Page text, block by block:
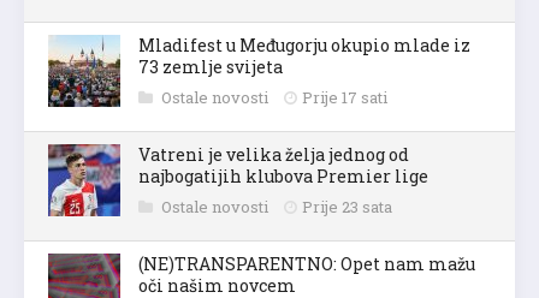
Mladifest u Međugorju okupio mlade iz
73 zemlje svijeta
Ostale novosti Prije 17 sati
Vatreni je velika želja jednog od
najbogatijih klubova Premier lige
Ostale novosti Prije 23 sata
(NE)TRANSPARENTNO: Opet nam mažu
oči našim novcem